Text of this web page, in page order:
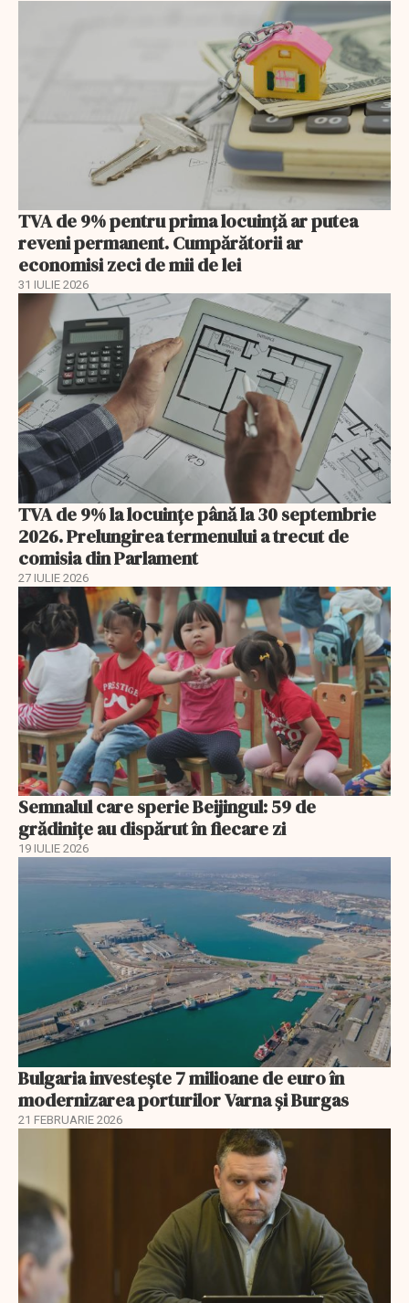
TVA de 9% pentru prima locuință ar putea
reveni permanent. Cumpărătorii ar
economisi zeci de mii de lei
31 IULIE 2026
TVA de 9% la locuințe până la 30 septembrie
2026. Prelungirea termenului a trecut de
comisia din Parlament
27 IULIE 2026
Semnalul care sperie Beijingul: 59 de
grădinițe au dispărut în fiecare zi
19 IULIE 2026
Bulgaria investește 7 milioane de euro în
modernizarea porturilor Varna și Burgas
21 FEBRUARIE 2026